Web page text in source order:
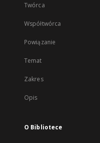
Twórca
Współtwórca
Powiązanie
Temat
Zakres
Opis
O Bibliotece